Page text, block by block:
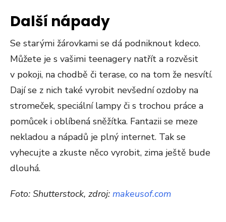
Další nápady
Se starými žárovkami se dá podniknout kdeco.
Můžete je s vašimi teenagery natřít a rozvěsit
v pokoji, na chodbě či terase, co na tom že nesvítí.
Dají se z nich také vyrobit nevšední ozdoby na
stromeček, speciální lampy či s trochou práce a
pomůcek i oblíbená sněžítka. Fantazii se meze
nekladou a nápadů je plný internet. Tak se
vyhecujte a zkuste něco vyrobit, zima ještě bude
dlouhá.
Foto: Shutterstock, zdroj: makeusof.com